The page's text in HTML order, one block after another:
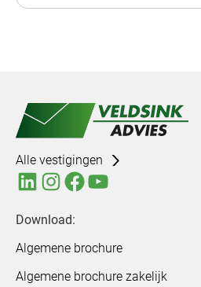
Alle vestigingen
Download:
Algemene brochure
Algemene brochure zakelijk